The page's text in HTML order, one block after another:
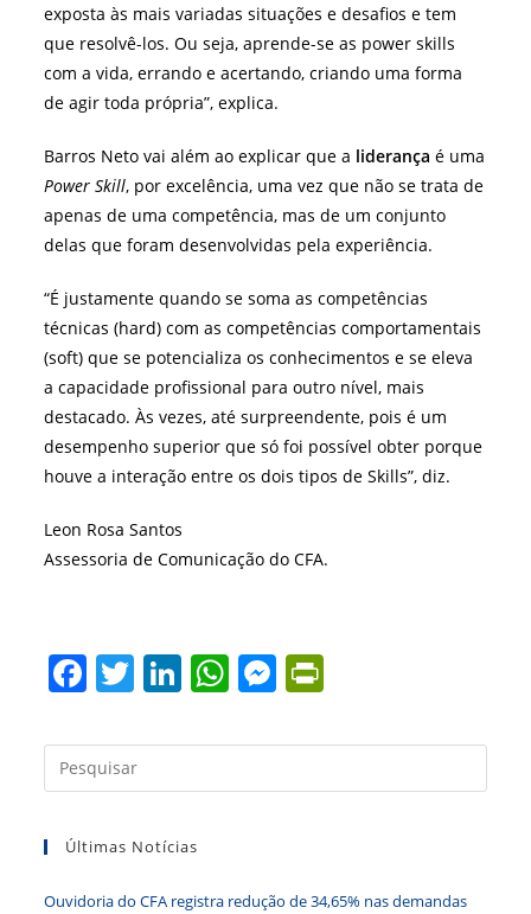
exposta às mais variadas situações e desafios e tem
que resolvê-los. Ou seja, aprende-se as power skills
com a vida, errando e acertando, criando uma forma
de agir toda própria”, explica.
Barros Neto vai além ao explicar que a liderança é uma
Power Skill, por excelência, uma vez que não se trata de
apenas de uma competência, mas de um conjunto
delas que foram desenvolvidas pela experiência.
“É justamente quando se soma as competências
técnicas (hard) com as competências comportamentais
(soft) que se potencializa os conhecimentos e se eleva
a capacidade profissional para outro nível, mais
destacado. Às vezes, até surpreendente, pois é um
desempenho superior que só foi possível obter porque
houve a interação entre os dois tipos de Skills”, diz.
Leon Rosa Santos
Assessoria de Comunicação do CFA.
F
c
e
o
o
T
itt
er
Li
k
e
n
W
at
s
p
M
ss
e
er
tF
ri
dl
a
Últimas Notícias
Ouvidoria do CFA registra redução de 34,65% nas demandas